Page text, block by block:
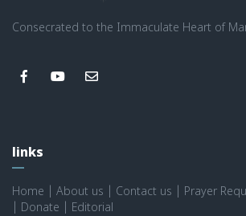
Consecrated to the Immaculate Heart of
links
Home About us Contact us Prayer
Donate Editorial